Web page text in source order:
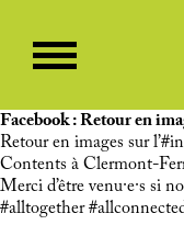
Facebook : Retour en
Retour en images sur l’
Contents à Clermont-
Merci d’être venu·e·s si
#alltogether